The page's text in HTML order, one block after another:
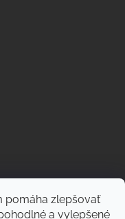
pomáha zlepšovať
a vylepšené